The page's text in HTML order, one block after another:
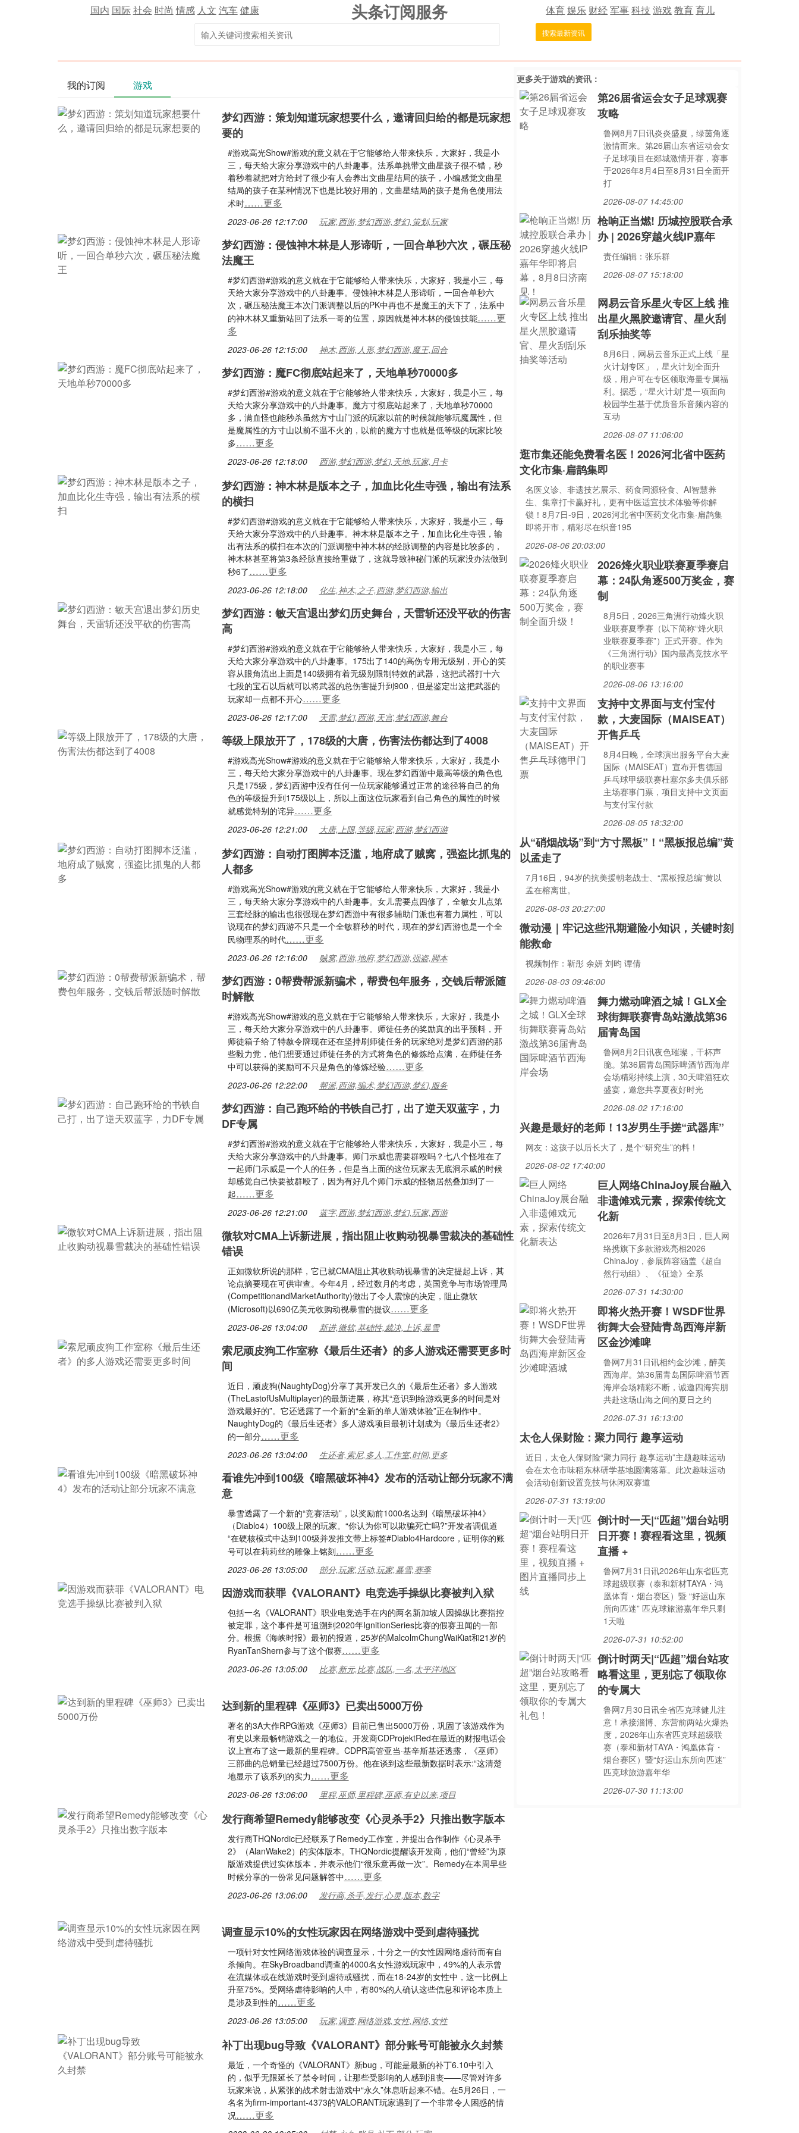
国内 国际社会 时尚 情感 人文 汽车健康 头条订阅服务 体育娱乐 财经军事科技游戏教育育儿
搜索最新资讯
我的订阅 游戏
梦幻西游：策划知道玩家想要什么，邀请回归给的都是玩家想
要的
#游戏高光Show#游戏的意义就在于它能够给人带来快乐，大家好，我是小
三，每天给大家分享游戏中的八卦趣事。法系单挑带文曲星孩子很不错，秒
着秒着就把对方给封了很少有人会养出文曲星结局的孩子，小编感觉文曲星
结局的孩子在某种情况下也是比较好用的，文曲星结局的孩子是角色使用法
术时……更多
2023-06-26 12:17:00 玩家,西游,梦幻西游,梦幻,策划,玩家
梦幻西游：侵蚀神木林是人形谛听，一回合单秒六次，碾压秘
法魔王
#梦幻西游#游戏的意义就在于它能够给人带来快乐，大家好，我是小三，每
天给大家分享游戏中的八卦趣事。侵蚀神木林是人形谛听，一回合单秒六
次，碾压秘法魔王本次门派调整以后的PK中再也不是魔王的天下了，法系中
的神木林又重新站回了法系一哥的位置，原因就是神木林的侵蚀技能……更
多
2023-06-26 12:15:00 神木,西游,人形,梦幻西游,魔王,回合
梦幻西游：魔FC彻底站起来了，天地单秒70000多
#梦幻西游#游戏的意义就在于它能够给人带来快乐，大家好，我是小三，每
天给大家分享游戏中的八卦趣事。魔方寸彻底站起来了，天地单秒70000
多，满血怪也能秒杀虽然方寸山门派的玩家以前的时候就能够玩魔属性，但
是魔属性的方寸山以前不温不火的，以前的魔方寸也就是低等级的玩家比较
多……更多
2023-06-26 12:18:00 西游,梦幻西游,梦幻,天地,玩家,月卡
梦幻西游：神木林是版本之子，加血比化生寺强，输出有法系
的横扫
#梦幻西游#游戏的意义就在于它能够给人带来快乐，大家好，我是小三，每
天给大家分享游戏中的八卦趣事。神木林是版本之子，加血比化生寺强，输
出有法系的横扫在本次的门派调整中神木林的经脉调整的内容是比较多的，
神木林甚至将第3条经脉直接给重做了，这就导致神秘门派的玩家没办法做到
秒6了……更多
2023-06-26 12:18:00 化生,神木,之子,西游,梦幻西游,输出
梦幻西游：敏天宫退出梦幻历史舞台，天雷斩还没平砍的伤害
高
#梦幻西游#游戏的意义就在于它能够给人带来快乐，大家好，我是小三，每
天给大家分享游戏中的八卦趣事。175出了140的高伤专用无级别，开心的笑
容从眼角流出上面是140级拥有着无级别限制特效的武器，这把武器打十六
七段的宝石以后就可以将武器的总伤害提升到900，但是鉴定出这把武器的
玩家却一点都不开心……更多
2023-06-26 12:17:00 天雷,梦幻,西游,天宫,梦幻西游,舞台
等级上限放开了，178级的大唐，伤害法伤都达到了4008
#游戏高光Show#游戏的意义就在于它能够给人带来快乐，大家好，我是小
三，每天给大家分享游戏中的八卦趣事。现在梦幻西游中最高等级的角色也
只是175级，梦幻西游中没有任何一位玩家能够通过正常的途径将自己的角
色的等级提升到175级以上，所以上面这位玩家看到自己角色的属性的时候
就感觉特别的诧异……更多
2023-06-26 12:21:00 大唐,上限,等级,玩家,西游,梦幻西游
梦幻西游：自动打图脚本泛滥，地府成了贼窝，强盗比抓鬼的
人都多
#游戏高光Show#游戏的意义就在于它能够给人带来快乐，大家好，我是小
三，每天给大家分享游戏中的八卦趣事。女儿需要点四修了，全敏女儿点第
三套经脉的输出也很强现在梦幻西游中有很多辅助门派也有着力属性，可以
说现在的梦幻西游不只是一个全敏群秒的时代，现在的梦幻西游也是一个全
民物理系的时代……更多
2023-06-26 12:16:00 贼窝,西游,地府,梦幻西游,强盗,脚本
梦幻西游：0帮费帮派新骗术，帮费包年服务，交钱后帮派随
时解散
#游戏高光Show#游戏的意义就在于它能够给人带来快乐，大家好，我是小
三，每天给大家分享游戏中的八卦趣事。师徒任务的奖励真的出乎预料，开
师徒箱子给了特赦令牌现在还在坚持刷师徒任务的玩家绝对是梦幻西游的那
些毅力党，他们想要通过师徒任务的方式将角色的修炼给点满，在师徒任务
中可以获得的奖励可不只是角色的修炼经验……更多
2023-06-26 12:22:00 帮派,西游,骗术,梦幻西游,梦幻,服务
梦幻西游：自己跑环给的书铁自己打，出了逆天双蓝字，力
DF专属
#梦幻西游#游戏的意义就在于它能够给人带来快乐，大家好，我是小三，每
天给大家分享游戏中的八卦趣事。师门示威也需要群殴吗？七八个怪堆在了
一起师门示威是一个人的任务，但是当上面的这位玩家去无底洞示威的时候
却感觉自己快要被群殴了，因为有好几个师门示威的怪物居然叠加到了一
起……更多
2023-06-26 12:21:00 蓝字,西游,梦幻西游,梦幻,玩家,西游
微软对CMA上诉新进展，指出阻止收购动视暴雪裁决的基础性
错误
正如微软所说的那样，它已就CMA阻止其收购动视暴雪的决定提起上诉，其
论点摘要现在可供审查。今年4月，经过数月的考虑，英国竞争与市场管理局
(CompetitionandMarketAuthority)做出了令人震惊的决定，阻止微软
(Microsoft)以690亿美元收购动视暴雪的提议……更多
2023-06-26 13:04:00 新进,微软,基础性,裁决,上诉,暴雪
索尼顽皮狗工作室称《最后生还者》的多人游戏还需要更多时
间
近日，顽皮狗(NaughtyDog)分享了其开发已久的《最后生还者》多人游戏
(TheLastofUsMultiplayer)的最新进展，称其“意识到给游戏更多的时间是对
游戏最好的”。它还透露了一个新的“全新的单人游戏体验”正在制作中。
NaughtyDog的《最后生还者》多人游戏项目最初计划成为《最后生还者2》
的一部分……更多
2023-06-26 13:04:00 生还者,索尼,多人,工作室,时间,更多
看谁先冲到100级《暗黑破坏神4》发布的活动让部分玩家不满
意
暴雪透露了一个新的“竞赛活动”，以奖励前1000名达到《暗黑破坏神4》
（Diablo4）100级上限的玩家。“你认为你可以欺骗死亡吗?”开发者调侃道
“在硬核模式中达到100级并发推文带上标签#Diablo4Hardcore，证明你的账
号可以在莉莉丝的雕像上铭刻……更多
2023-06-26 13:05:00 部分,玩家,活动,玩家,暴雪,赛季
因游戏而获罪《VALORANT》电竞选手操纵比赛被判入狱
包括一名《VALORANT》职业电竞选手在内的两名新加坡人因操纵比赛指控
被定罪，这个事件是可追溯到2020年IgnitionSeries比赛的假赛丑闻的一部
分。根据《海峡时报》最初的报道，25岁的MalcolmChungWaiKiat和21岁的
RyanTanShern参与了这个假赛……更多
2023-06-26 13:05:00 比赛,新元,比赛,战队,一名,太平洋地区
达到新的里程碑《巫师3》已卖出5000万份
著名的3A大作RPG游戏《巫师3》目前已售出5000万份，巩固了该游戏作为
有史以来最畅销游戏之一的地位。开发商CDProjektRed在最近的财报电话会
议上宣布了这一最新的里程碑。CDPR高管亚当·基辛斯基还透露，《巫师》
三部曲的总销量已经超过7500万份。他在谈到这些最新数据时表示:“这清楚
地显示了该系列的实力……更多
2023-06-26 13:06:00 里程,巫师,里程碑,巫师,有史以来,项目
发行商希望Remedy能够改变《心灵杀手2》只推出数字版本
发行商THQNordic已经联系了Remedy工作室，并提出合作制作《心灵杀手
2》（AlanWake2）的实体版本。THQNordic提醒该开发商，他们“曾经”为原
版游戏提供过实体版本，并表示他们“很乐意再做一次”。Remedy在本周早些
时候分享的一份常见问题解答中……更多
2023-06-26 13:06:00 发行商,杀手,发行,心灵,版本,数字
调查显示10%的女性玩家因在网络游戏中受到虐待骚扰
一项针对女性网络游戏体验的调查显示，十分之一的女性因网络虐待而有自
杀倾向。在SkyBroadband调查的4000名女性游戏玩家中，49%的人表示曾
在流媒体或在线游戏时受到虐待或骚扰，而在18-24岁的女性中，这一比例上
升至75%。受网络虐待影响的人中，有80%的人确认这些信息和评论本质上
是涉及到性的……更多
2023-06-26 13:05:00 玩家,调查,网络游戏,女性,网络,女性
补丁出现bug导致《VALORANT》部分账号可能被永久封禁
最近，一个奇怪的《VALORANT》新bug，可能是最新的补丁6.10中引入
的，似乎无限延长了禁令时间，让那些受影响的人感到沮丧——尽管对许多
玩家来说，从紧张的战术射击游戏中“永久”休息听起来不错。在5月26日，一
名名为firm-important-4373的VALORANT玩家遇到了一个非常令人困惑的情
况……更多
更多关于游戏的资讯：
第26届省运会女子足球观赛
攻略
鲁网8月7日讯炎炎盛夏，绿茵角逐
激情而来。第26届山东省运动会女
子足球项目在郯城激情开赛，赛事
于2026年8月4日至8月31日全面开
打
2026-08-07 14:45:00
枪响正当燃! 历城控股联合承
办 | 2026穿越火线IP嘉年
责任编辑：张乐群
2026-08-07 15:18:00
网易云音乐星火专区上线 推
出星火黑胶邀请官、星火刮
刮乐抽奖等
8月6日，网易云音乐正式上线「星
火计划专区」，星火计划全面升
级，用户可在专区领取海量专属福
利。据悉，“星火计划”是一项面向
校园学生基于优质音乐音频内容的
互动
2026-08-07 11:06:00
逛市集还能免费看名医！2026河北省中医药
文化市集·扁鹊集即
名医义诊、非遗技艺展示、药食同源轻食、AI智慧养
生、集章打卡赢好礼，更有中医适宜技术体验等你解
锁！8月7日-9日，2026河北省中医药文化市集·扁鹊集
即将开市，精彩尽在织音195
2026-08-06 20:03:00
2026烽火职业联赛夏季赛启
幕：24队角逐500万奖金，赛
制
8月5日，2026三角洲行动烽火职
业联赛夏季赛（以下简称“烽火职
业联赛夏季赛”）正式开赛。作为
《三角洲行动》国内最高竞技水平
的职业赛事
2026-08-06 13:16:00
支持中文界面与支付宝付
款，大麦国际（MAISEAT）
开售乒乓
8月4日晚，全球演出服务平台大麦
国际（MAISEAT）宣布开售德国
乒乓球甲级联赛杜塞尔多夫俱乐部
主场赛事门票，项目支持中文页面
与支付宝付款
2026-08-05 18:32:00
从“硝烟战场”到“方寸黑板”！“黑板报总编”黄
以孟走了
7月16日，94岁的抗美援朝老战士、“黑板报总编”黄以
孟在榕离世。
2026-08-03 20:27:00
微动漫｜牢记这些汛期避险小知识，关键时刻
能救命
视频制作：靳彤 余妍 刘昀 谭倩
2026-08-03 09:46:00
舞力燃动啤酒之城！GLX全
球街舞联赛青岛站激战第36
届青岛国
鲁网8月2日讯夜色璀璨，干杯声
脆。第36届青岛国际啤酒节西海岸
会场精彩持续上演，30天啤酒狂欢
盛宴，邀您共享夏夜好时光
2026-08-02 17:16:00
兴趣是最好的老师！13岁男生手搓“武器库”
网友：这孩子以后长大了，是个“研究生”的料！
2026-08-02 17:40:00
巨人网络ChinaJoy展台融入
非遗傩戏元素，探索传统文
化新
2026年7月31日至8月3日，巨人网
络携旗下多款游戏亮相2026
ChinaJoy，参展阵容涵盖《超自
然行动组》、《征途》全系
2026-07-31 14:30:00
即将火热开赛！WSDF世界
街舞大会登陆青岛西海岸新
区金沙滩啤
鲁网7月31日讯相约金沙滩，醉美
西海岸。第36届青岛国际啤酒节西
海岸会场精彩不断，诚邀四海宾朋
共赴这场山海之间的夏日之约
2026-07-31 16:13:00
太仓人保财险：聚力同行 趣享运动
近日，太仓人保财险“聚力同行 趣享运动”主题趣味运动
会在太仓市味稻东林研学基地圆满落幕。此次趣味运动
会活动创新设置竞技与休闲双赛道
2026-07-31 13:19:00
倒计时一天|“匹超”烟台站明
日开赛！赛程看这里，视频
直播 +
鲁网7月31日讯2026年山东省匹克
球超级联赛（泰和新材TAYA・鸿
凰体育・烟台赛区）暨 “好运山东
所向匹迷” 匹克球旅游嘉年华只剩
1天啦
2026-07-31 10:52:00
倒计时两天|“匹超”烟台站攻
略看这里，更别忘了领取你
的专属大
鲁网7月30日讯全省匹克球健儿注
意！承接淄博、东营前两站火爆热
度，2026年山东省匹克球超级联
赛（泰和新材TAYA・鸿凰体育・
烟台赛区）暨“好运山东所向匹迷”
匹克球旅游嘉年华
2026-07-30 11:13:00